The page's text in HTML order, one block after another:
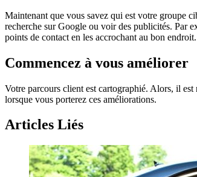
Maintenant que vous savez qui est votre groupe
recherche sur Google ou voir des publicités. Par
points de contact en les accrochant au bon endroit.
Commencez à vous améliorer
Votre parcours client est cartographié. Alors, il
lorsque vous porterez ces améliorations.
Articles Liés